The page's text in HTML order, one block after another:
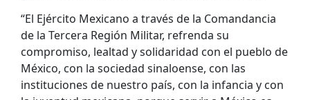
“El Ejército Mexicano a través de la Comandancia
de la Tercera Región Militar, refrenda su
compromiso, lealtad y solidaridad con el pueblo de
México, con la sociedad sinaloense, con las
instituciones de nuestro país, con la infancia y con